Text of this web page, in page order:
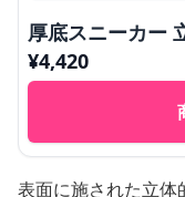
厚底スニーカー
¥4,420
表面に施された立体